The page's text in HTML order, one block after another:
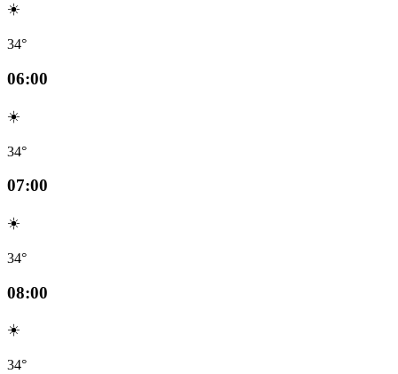
☀️
34°
06:00
☀️
34°
07:00
☀️
34°
08:00
☀️
34°